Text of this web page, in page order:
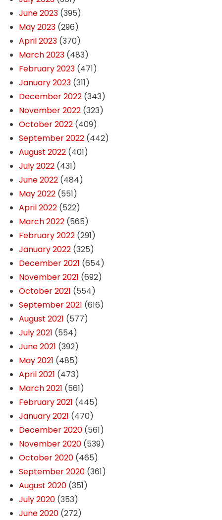
June 2023(395)
May 2023(296)
April 2023(370)
March 2023(483)
February 2023(471)
January 2023(311)
December 2022(343)
November 2022(323)
October 2022(409)
September 2022(442)
August 2022(401)
July 2022(431)
June 2022(484)
May 2022(551)
April 2022(522)
March 2022(565)
February 2022(291)
January 2022(325)
December 2021 (654)
November 2021 (692)
October 2021 (554)
September 2021 (616)
August 2021 (577)
July 2021 (554)
June 2021 (392)
May 2021 (485)
April 2021 (473)
March 2021 (561)
February 2021 (445)
January 2021 (470)
December 2020(561)
November 2020(539)
October 2020(465)
September 2020(361)
August 2020(351)
July 2020(353)
June 2020(272)